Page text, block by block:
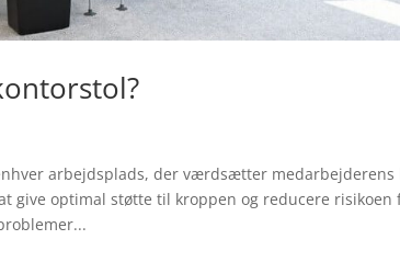
arbejdsplads, der værdsætter medarbejderens
give optimal støtte til kroppen og reducere risikoen